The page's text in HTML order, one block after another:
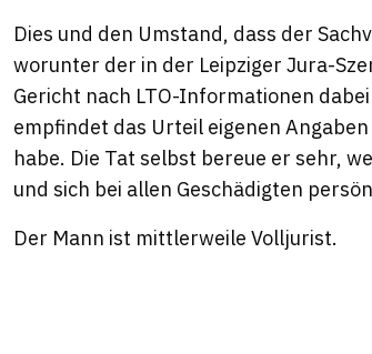
Dies und den Umstand, dass der
worunter der in der Leipziger Jura-
Gericht nach LTO-Informationen
empfindet das Urteil eigenen
habe. Die Tat selbst bereue er sehr,
und sich bei allen Geschädigten
Der Mann ist mittlerweile Volljurist.